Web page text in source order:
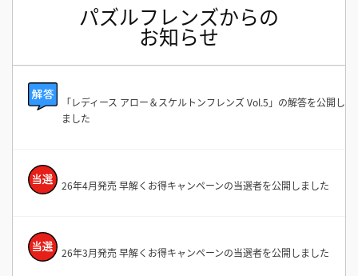
パズルフレンズからの
お知らせ
「レディース アロー＆スケルトンフレンズ Vol.5」の解答を公開し
ました
26年4月発売 早解くお得キャンペーンの当選者を公開しました
26年3月発売 早解くお得キャンペーンの当選者を公開しました